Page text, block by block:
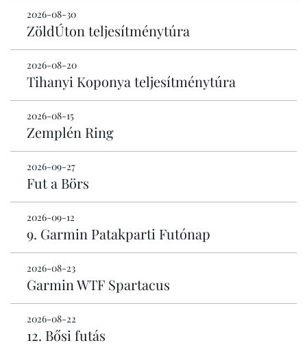
2026-08-30
ZöldÚton teljesítménytúra
2026-08-20
Tihanyi Koponya teljesítménytúra
2026-08-15
Zemplén Ring
2026-09-27
Fut a Börs
2026-09-12
9. Garmin Patakparti Futónap
2026-08-23
Garmin WTF Spartacus
2026-08-22
12. Bősi futás